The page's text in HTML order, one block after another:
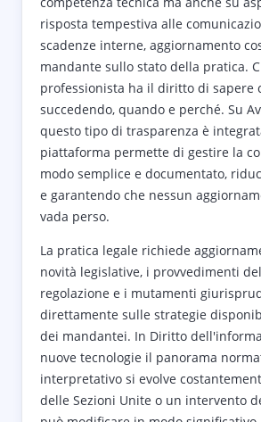
risposta tempestiva alle
scadenze interne, aggiornamento
mandante sullo stato della pratica.
professionista ha il diritto di sapere
succedendo, quando e perché. Su
questo tipo di trasparenza è
piattaforma permette di gestire la
modo semplice e documentato,
e garantendo che nessun
vada perso.
La pratica legale richiede
novità legislative, i provvedimenti
regolazione e i mutamenti
direttamente sulle strategie
dei mandantei. In Diritto
nuove tecnologie il panorama
interpretativo si evolve
delle Sezioni Unite o un intervento